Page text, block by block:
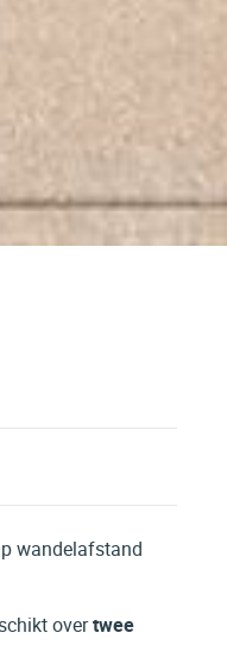
wandelafstand
overtwee